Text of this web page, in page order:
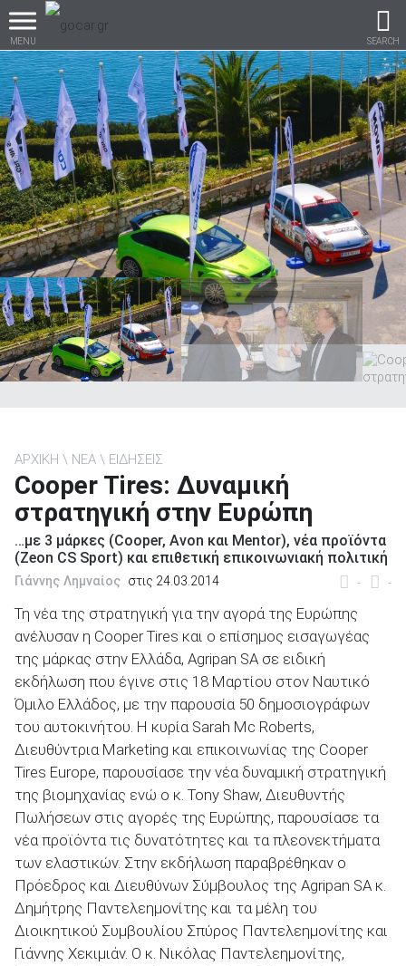
MENU SEARCH
Βρες τα πάντα για το
αυτοκίνητο!
βρες το!
Καινούρια
ΑΝΑΖΗΤΗΣΗ
Μεταχειρισμένα
ΑΝΑΖΗΤΗΣΗ
Επιχειρήσεις
ΑΝΑΖΗΤΗΣΗ
ΑΡΧΙΚΗ ΝΕΑ ΕΙΔΗΣΕΙΣ
Cooper Tires: Δυναμική
στρατηγική στην Ευρώπη
…με 3 μάρκες (Cooper, Avon και Mentor), νέα προϊόντα
(Zeon CS Sport) και επιθετική επικοινωνιακή πολιτική
- -
Γιάννης Λημναίος στις 24.03.2014
Τη νέα της στρατηγική για την αγορά της Ευρώπης
ανέλυσαν η Cooper Tires και ο επίσημος εισαγωγέας
της μάρκας στην Ελλάδα, Agripan SA σε ειδική
εκδήλωση που έγινε στις 18 Μαρτίου στον Ναυτικό
Όμιλο Ελλάδος, με την παρουσία 50 δημοσιογράφων
του αυτοκινήτου. Η κυρία Sarah Mc Roberts,
Διευθύντρια Marketing και επικοινωνίας της Cooper
Tires Europe, παρουσίασε την νέα δυναμική στρατηγική
της βιομηχανίας ενώ ο κ. Tony Shaw, Διευθυντής
Πωλήσεων στις αγορές της Ευρώπης, παρουσίασε τα
νέα προϊόντα τις δυνατότητες και τα πλεονεκτήματα
των ελαστικών. Στην εκδήλωση παραβρέθηκαν ο
Πρόεδρος και Διευθύνων Σύμβουλος της Agripan SA κ.
Δημήτρης Παντελεημονίτης και τα μέλη του
Διοικητικού Συμβουλίου Σπύρος Παντελεημονίτης και
Γιάννης Χεκιμιάν. Ο κ. Νικόλας Παντελεημονίτης,